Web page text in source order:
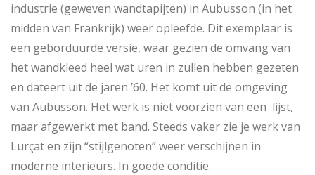
industrie (geweven wandtapijten) in Aubusson (in het
midden van Frankrijk) weer opleefde. Dit exemplaar is
een geborduurde versie, waar gezien de omvang van
het wandkleed heel wat uren in zullen hebben gezeten
en dateert uit de jaren ’60. Het komt uit de omgeving
van Aubusson. Het werk is niet voorzien van een lijst,
maar afgewerkt met band. Steeds vaker zie je werk van
Lurçat en zijn “stijlgenoten” weer verschijnen in
moderne interieurs. In goede conditie.